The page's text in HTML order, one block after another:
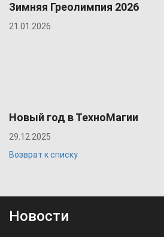
Зимняя Греолимпия 2026
21.01.2026
Новый год в ТехноМагии
29.12.2025
Возврат к списку
Новости